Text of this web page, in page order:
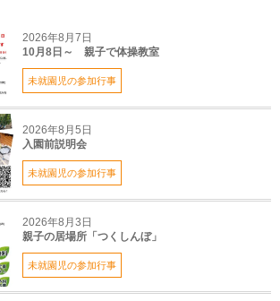
2026年8月7日
10月8日～ 親子で体操教室
未就園児の参加行事
2026年8月5日
入園前説明会
未就園児の参加行事
2026年8月3日
親子の居場所「つくしんぼ」
未就園児の参加行事